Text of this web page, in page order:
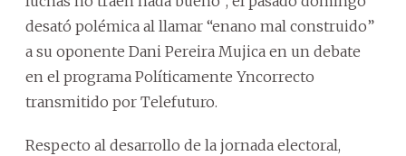
desató polémica al llamar “enano mal construido”
a su oponente Dani Pereira Mujica en un debate
en el programa Políticamente Yncorrecto
transmitido por Telefuturo.
Respecto al desarrollo de la jornada electoral,